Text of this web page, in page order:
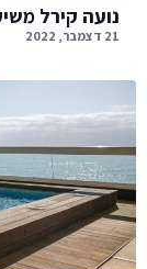
נועה קירל
21 דצמבר, 2022